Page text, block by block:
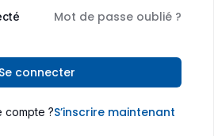
Mot de passe oublié ?
Se connecter
compte ?S’inscrire maintenant